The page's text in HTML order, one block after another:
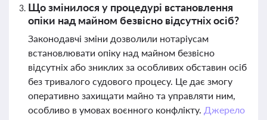
Що змінилося у процедурі встановлення
опіки над майном безвісно відсутніх осіб?
Законодавчі зміни дозволили нотаріусам
встановлювати опіку над майном безвісно
відсутніх або зниклих за особливих обставин осіб
без тривалого судового процесу. Це дає змогу
оперативно захищати майно та управляти ним,
особливо в умовах воєнного конфлікту. Джерело